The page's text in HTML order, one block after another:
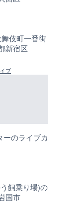
伎町一番街
新宿区
ブ
ーのライブカ
飼乗り場)の
国市
・緊急地震速報のラ
株式会社ティーファイブプロジ
浴場のライブカメラ|
多町
門付近から小浦海水
メラ|和歌山県日高町
日高町役場
花立砂防堰堤下流の
|福岡県朝倉市